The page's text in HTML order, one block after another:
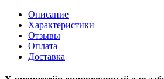
Описание
Характеристики
Отзывы
Оплата
Доставка